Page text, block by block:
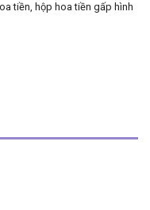
tiền, hộp hoa tiền gấp hình